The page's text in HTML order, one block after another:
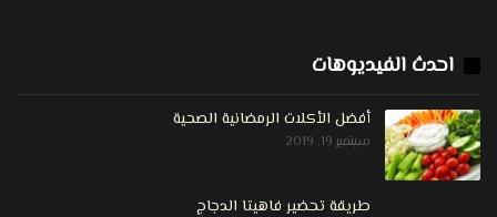
احدث الفيديوهات
أفضل الأكلات الرمضانية الصحية
سبتمبر 19, 2019
طريقة تحضير فاهيتا الدجاج